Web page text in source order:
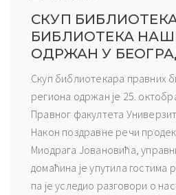
СКУП
БИБЛИОТЕКА
ОДРЖАН У
Скуп библиотекара правних
региона одржан је 25.
Правног факултета
Након поздравне речи
Миодрага Јовановића,
домаћина је упутила
па је уследио разговори о